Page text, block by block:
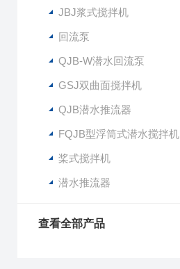
JBJ浆式搅拌机
回流泵
QJB-W潜水回流泵
GSJ双曲面搅拌机
QJB潜水推流器
FQJB型浮筒式潜水搅拌机
桨式搅拌机
潜水推流器
查看全部产品